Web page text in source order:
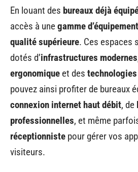
En louant des bureaux déjà
accès à unegamme
qualité supérieure. Ces espaces
dotés d’infrastructures modernes
ergonomique et des
pouvez ainsi profiter de bureaux
connexion internet haut débit, de
professionnelles, et même
réceptionniste pour gérer vos
visiteurs.